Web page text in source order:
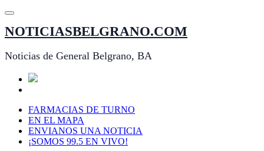
Saltar
contenido
NOTICIASBELGRANO.COM
Noticias de General Belgrano, BA
FARMACIAS DE TURNO
EN EL MAPA
ENVIANOS UNA NOTICIA
¡SOMOS 99.5 EN VIVO!